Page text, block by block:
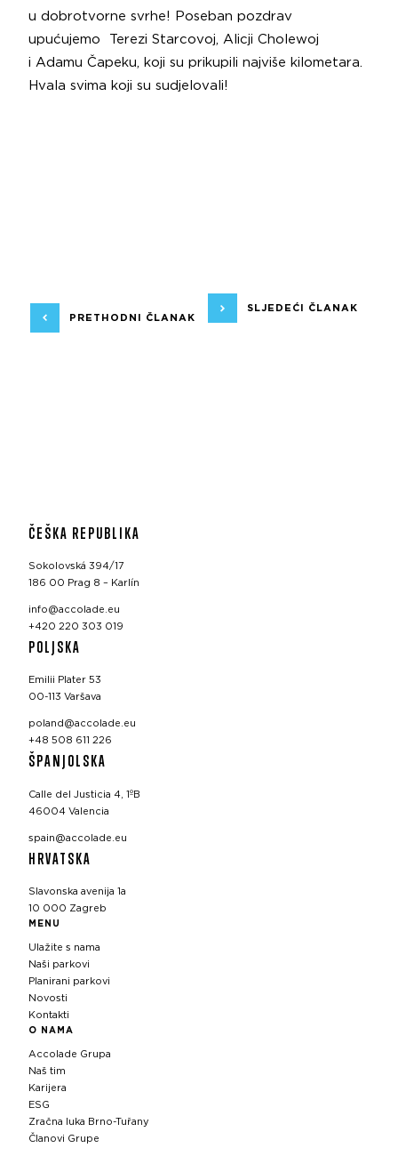
u dobrotvorne svrhe! Poseban pozdrav
upućujemo Terezi Starcovoj, Alicji Cholewoj
i Adamu Čapeku, koji su prikupili najviše kilometara.
Hvala svima koji su sudjelovali!
PRETHODNI ČLANAK
SLJEDEĆI ČLANAK
ČEŠKA REPUBLIKA
Sokolovská 394/17
186 00 Prag 8 – Karlín
info@accolade.eu
+420 220 303 019
POLJSKA
Emilii Plater 53
00-113 Varšava
poland@accolade.eu
+48 508 611 226
ŠPANJOLSKA
Calle del Justicia 4, 1ºB
46004 Valencia
spain@accolade.eu
HRVATSKA
Slavonska avenija 1a
10 000 Zagreb
MENU
Ulažite s nama
Naši parkovi
Planirani parkovi
Novosti
Kontakti
O NAMA
Accolade Grupa
Naš tim
Karijera
ESG
Zračna luka Brno-Tuřany
Članovi Grupe